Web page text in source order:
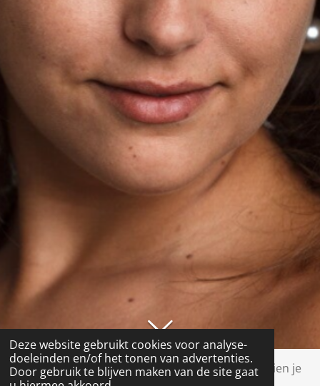
Deze website gebruikt cookies voor analyse-
doeleinden en/of het tonen van advertenties.
Door gebruik te blijven maken van de site gaat
Aan deze website wordt hard gebouwd, dus we zien je